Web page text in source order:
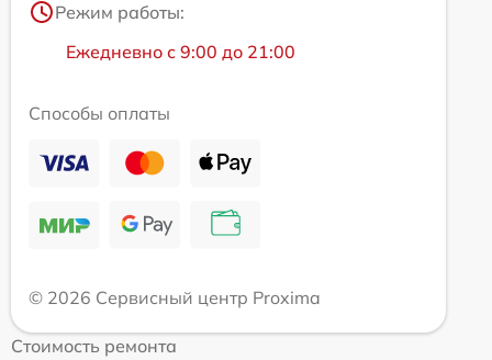
Режим работы:
Ежедневно с 9:00 до 21:00
Способы оплаты
© 2026 Сервисный центр Proxima
Стоимость ремонта